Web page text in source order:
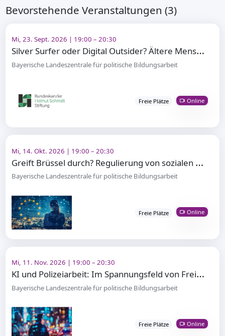
Bevorstehende Veranstaltungen (3)
Mi, 23. Sept. 2026 | 19:00 – 20:30
S
ilver Surfer oder Digital Outsider? Ältere Menschen und digitale Teilhabe
Bayerische Landeszentrale für politische Bildungsarbeit
Freie Plätze Online
Mi, 14. Okt. 2026 | 19:00 – 20:30
G
reift Brüssel durch? Regulierung von sozialen Medien in der EU
Bayerische Landeszentrale für politische Bildungsarbeit
Freie Plätze Online
Mi, 11. Nov. 2026 | 19:00 – 20:30
K
I und Polizeiarbeit: Im Spannungsfeld von Freiheit und Sicherheit
Bayerische Landeszentrale für politische Bildungsarbeit
Freie Plätze Online